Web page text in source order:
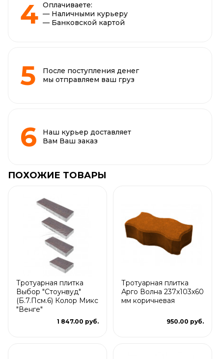
Оплачиваете:
— Наличными курьеру
— Банковской картой
После поступления денег
мы отправляем ваш груз
Наш курьер доставляет
Вам Ваш заказ
ПОХОЖИЕ ТОВАРЫ
Тротуарная плитка
Выбор "Стоунвуд"
(Б.7.Псм.6) Колор Микс
"Венге"
1 847.00 руб.
Тротуарная плитка
Арго Волна 237x103x60
мм коричневая
950.00 руб.